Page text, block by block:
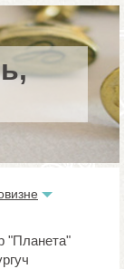
"Планета"